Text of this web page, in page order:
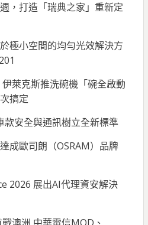
，打造「瑞典之家」重新定
極小空間的均勻光效解決方
萊克斯推洗碗機「碗全啟動
搞定
款安全與通訊樹立全新標準
成歐司朗（OSRAM）品牌
2026 展出AI代理資安解決